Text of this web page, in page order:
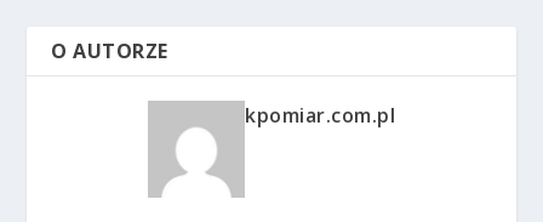
O AUTORZE
kpomiar.com.pl